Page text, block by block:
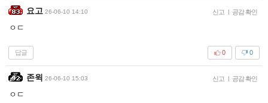
요고 26-06-10 14:10 신고 | 공감 확인
ㅇㄷ
답글 0
0
존윅 26-06-10 15:03 신고 | 공감 확인
ㅇㄷ